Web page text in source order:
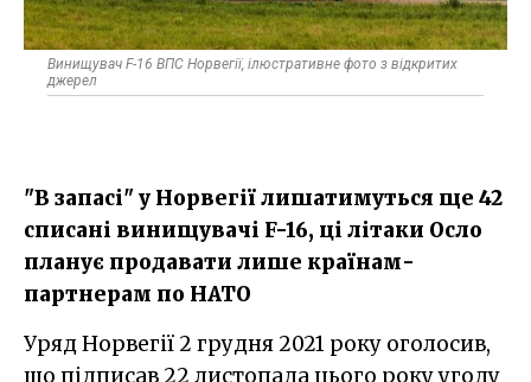
Винищувач F-16 ВПС Норвегії, ілюстративне фото з відкритих
джерел
"В запасі" у Норвегії лишатимуться ще 42
списані винищувачі F-16, ці літаки Осло
планує продавати лише країнам-
партнерам по НАТО
Уряд Норвегії 2 грудня 2021 року оголосив,
що підписав 22 листопада цього року угоду